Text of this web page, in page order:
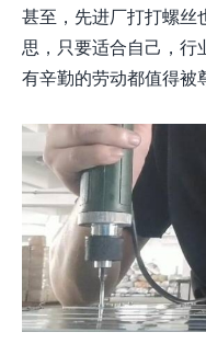
甚至，先进厂打打螺丝
思，只要适合自己，行
有辛勤的劳动都值得被